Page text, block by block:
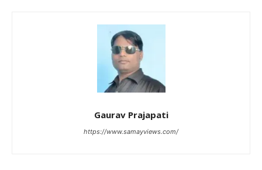
Gaurav Prajapati
https://www.samayviews.com/